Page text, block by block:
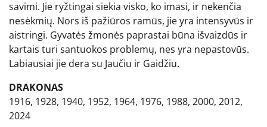
savimi. Jie ryžtingai siekia visko, ko imasi, ir nekenčia
nesėkmių. Nors iš pažiūros ramūs, jie yra intensyvūs ir
aistringi. Gyvatės žmonės paprastai būna išvaizdūs ir
kartais turi santuokos problemų, nes yra nepastovūs.
Labiausiai jie dera su Jaučiu ir Gaidžiu.
DRAKONAS
1916, 1928, 1940, 1952, 1964, 1976, 1988, 2000, 2012,
2024